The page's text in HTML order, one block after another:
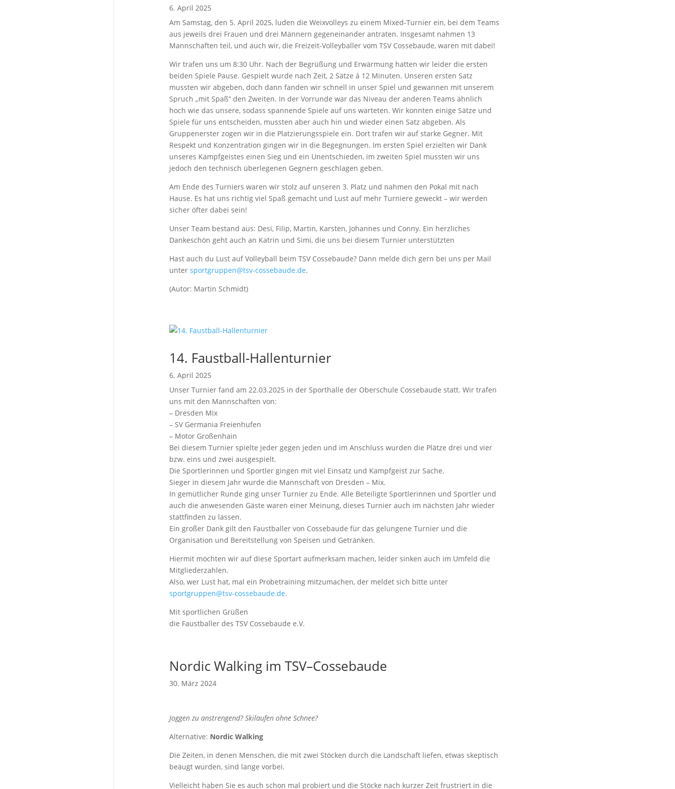
6. April 2025
Am Samstag, den 5. April 2025, luden die Weixvolleys zu einem Mixed-Turnier ein, bei dem Teams
aus jeweils drei Frauen und drei Männern gegeneinander antraten. Insgesamt nahmen 13
Mannschaften teil, und auch wir, die Freizeit-Volleyballer vom TSV Cossebaude, waren mit dabei!
Wir trafen uns um 8:30 Uhr. Nach der Begrüßung und Erwärmung hatten wir leider die ersten
beiden Spiele Pause. Gespielt wurde nach Zeit, 2 Sätze á 12 Minuten. Unseren ersten Satz
mussten wir abgeben, doch dann fanden wir schnell in unser Spiel und gewannen mit unserem
Spruch „mit Spaß“ den Zweiten. In der Vorrunde war das Niveau der anderen Teams ähnlich
hoch wie das unsere, sodass spannende Spiele auf uns warteten. Wir konnten einige Sätze und
Spiele für uns entscheiden, mussten aber auch hin und wieder einen Satz abgeben. Als
Gruppenerster zogen wir in die Platzierungsspiele ein. Dort trafen wir auf starke Gegner. Mit
Respekt und Konzentration gingen wir in die Begegnungen. Im ersten Spiel erzielten wir Dank
unseres Kampfgeistes einen Sieg und ein Unentschieden, im zweiten Spiel mussten wir uns
jedoch den technisch überlegenen Gegnern geschlagen geben.
Am Ende des Turniers waren wir stolz auf unseren 3. Platz und nahmen den Pokal mit nach
Hause. Es hat uns richtig viel Spaß gemacht und Lust auf mehr Turniere geweckt – wir werden
sicher öfter dabei sein!
Unser Team bestand aus: Desi, Filip, Martin, Karsten, Johannes und Conny. Ein herzliches
Dankeschön geht auch an Katrin und Simi, die uns bei diesem Turnier unterstützten
Hast auch du Lust auf Volleyball beim TSV Cossebaude? Dann melde dich gern bei uns per Mail
unter sportgruppen@tsv-cossebaude.de.
(Autor: Martin Schmidt)
14. Faustball-Hallenturnier
6. April 2025
Unser Turnier fand am 22.03.2025 in der Sporthalle der Oberschule Cossebaude statt. Wir trafen
uns mit den Mannschaften von:
– Dresden Mix
– SV Germania Freienhufen
– Motor Großenhain
Bei diesem Turnier spielte jeder gegen jeden und im Anschluss wurden die Plätze drei und vier
bzw. eins und zwei ausgespielt.
Die Sportlerinnen und Sportler gingen mit viel Einsatz und Kampfgeist zur Sache.
Sieger in diesem Jahr wurde die Mannschaft von Dresden – Mix.
In gemütlicher Runde ging unser Turnier zu Ende. Alle Beteiligte Sportlerinnen und Sportler und
auch die anwesenden Gäste waren einer Meinung, dieses Turnier auch im nächsten Jahr wieder
stattfinden zu lassen.
Ein großer Dank gilt den Faustballer von Cossebaude für das gelungene Turnier und die
Organisation und Bereitstellung von Speisen und Getränken.
Hiermit möchten wir auf diese Sportart aufmerksam machen, leider sinken auch im Umfeld die
Mitgliederzahlen.
Also, wer Lust hat, mal ein Probetraining mitzumachen, der meldet sich bitte unter
sportgruppen@tsv-cossebaude.de.
Mit sportlichen Grüßen
die Faustballer des TSV Cossebaude e.V.
Nordic Walking im TSV–Cossebaude
30. März 2024
Joggen zu anstrengend? Skilaufen ohne Schnee?
Alternative: Nordic Walking
Die Zeiten, in denen Menschen, die mit zwei Stöcken durch die Landschaft liefen, etwas skeptisch
beäugt wurden, sind lange vorbei.
Vielleicht haben Sie es auch schon mal probiert und die Stöcke nach kurzer Zeit frustriert in die